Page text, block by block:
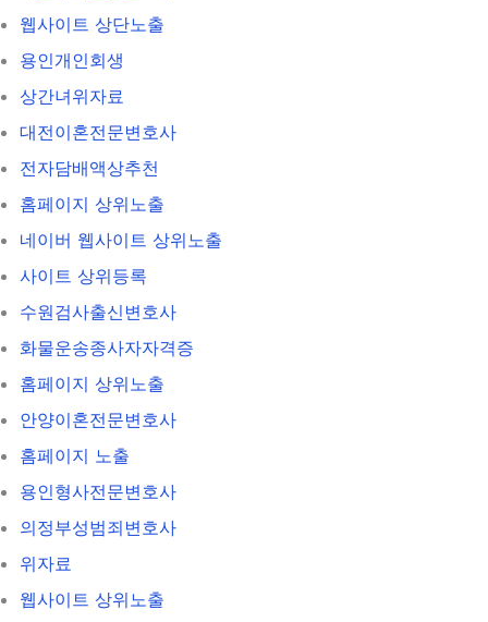
웹사이트 상단노출
용인개인회생
상간녀위자료
대전이혼전문변호사
전자담배액상추천
홈페이지 상위노출
네이버 웹사이트 상위노출
사이트 상위등록
수원검사출신변호사
화물운송종사자자격증
홈페이지 상위노출
안양이혼전문변호사
홈페이지 노출
용인형사전문변호사
의정부성범죄변호사
위자료
웹사이트 상위노출